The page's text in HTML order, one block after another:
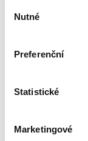
souhlasu
Nutné
Preferenční
Statistické
Marketingové